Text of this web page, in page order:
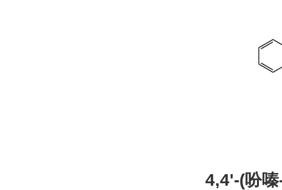
4,4'-(吩